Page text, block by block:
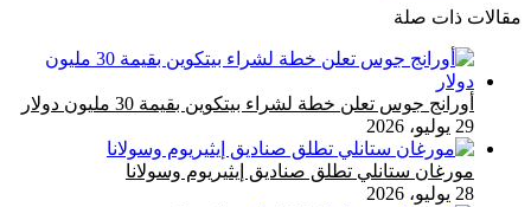
مقالات ذات صلة
أورانج جوس تعلن خطة لشراء بيتكوين بقيمة 30 مليون دولار
29 يوليو، 2026
مورغان ستانلي تطلق صناديق إيثيريوم وسولانا
28 يوليو، 2026